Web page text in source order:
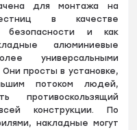
для монтажа на
в качестве
безопасности и как
алюминиевые
универсальными
просты в установке,
потоком людей,
противоскользящий
конструкции. По
накладные могут